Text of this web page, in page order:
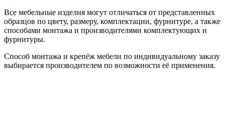
Все мебельные изделия могут отличаться от представленных
образцов по цвету, размеру, комплектации, фурнитуре, а также
способами монтажа и производителями комплектующих и
фурнитуры.
Способ монтажа и крепёж мебели по индивидуальному заказу
выбирается производителем по возможности её применения.